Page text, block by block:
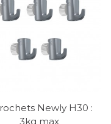
Newly H30 :
3kg max